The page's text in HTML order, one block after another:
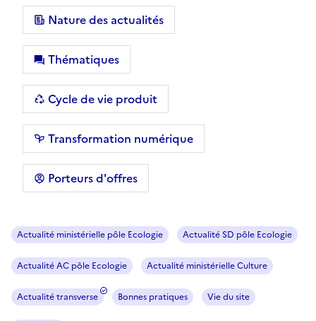
Nature des actualités
Thématiques
Cycle de vie produit
Transformation numérique
Porteurs d'offres
Actualité ministérielle pôle Ecologie Actualité SD pôle Ecologie
Actualité AC pôle Ecologie Actualité ministérielle Culture
Actualité transverse Bonnes pratiques Vie du site